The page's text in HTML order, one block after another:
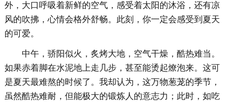
外，大口呼吸着新鲜的空气，感受着太阳的沐浴，还有凉
风的吹拂，心情会格外舒畅。此刻，你一定会感受到夏天
的可爱。
中午，骄阳似火，炙烤大地，空气干燥，酷热难当。
如果赤着脚在水泥地上走几步，甚至能烫起燎泡来。这可
是夏天最难熬的时候了。我却认为，这万物葱茏的季节，
虽然酷热难耐，但能极大的锻炼人的意志力；此时，如吃